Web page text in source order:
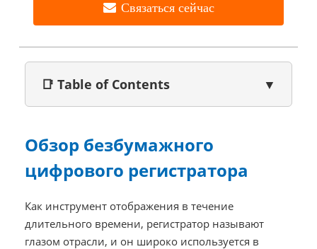
Связаться сейчас
📑 Table of Contents ▼
Обзор безбумажного
цифрового регистратора
Как инструмент отображения в течение
длительного времени, регистратор называют
глазом отрасли, и он широко используется в